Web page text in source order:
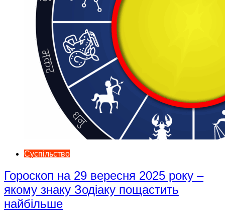
Суспільство
Гороскоп на 29 вересня 2025 року –
якому знаку Зодіаку пощастить
найбільше